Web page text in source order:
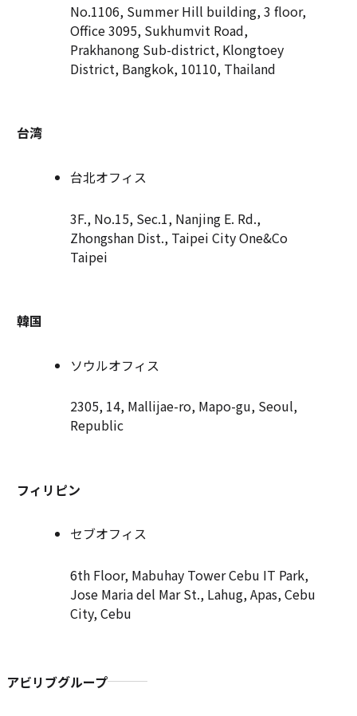
No.1106, Summer Hill building, 3 floor,
Office 3095, Sukhumvit Road,
Prakhanong Sub-district, Klongtoey
District, Bangkok, 10110, Thailand
台湾
台北オフィス
3F., No.15, Sec.1, Nanjing E. Rd.,
Zhongshan Dist., Taipei City One&Co
Taipei
韓国
ソウルオフィス
2305, 14, Mallijae-ro, Mapo-gu, Seoul,
Republic
フィリピン
セブオフィス
6th Floor, Mabuhay Tower Cebu IT Park,
Jose Maria del Mar St., Lahug, Apas, Cebu
City, Cebu
アビリブグループ